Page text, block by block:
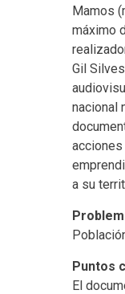
Mamos
máximo
Gil
nacional
acciones
a su
Puntos
El